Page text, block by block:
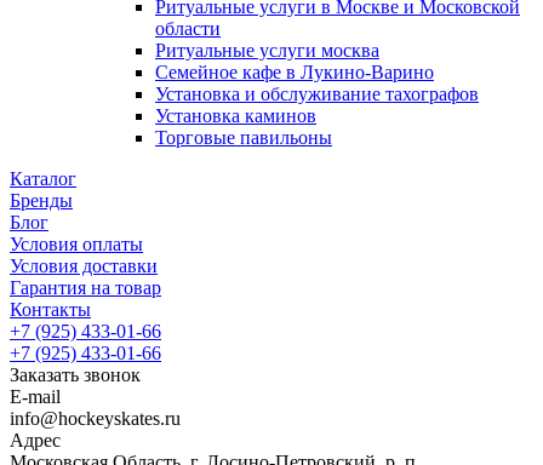
Ритуальные услуги в Москве и Московской
области
Ритуальные услуги москва
Семейное кафе в Лукино-Варино
Установка и обслуживание тахографов
Установка каминов
Торговые павильоны
Каталог
Бренды
Блог
Условия оплаты
Условия доставки
Гарантия на товар
Контакты
+7 (925) 433-01-66
+7 (925) 433-01-66
Заказать звонок
E-mail
info@hockeyskates.ru
Адрес